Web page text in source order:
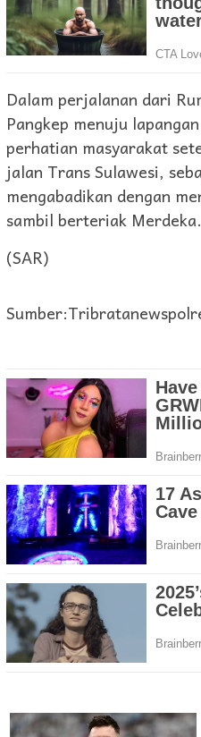
Dalam perjalanan dari
Pangkep menuju
perhatian masyarakat
jalan Trans Sulawesi,
mengabadikan dengan
sambil berteriak Merdeka.
(SAR)